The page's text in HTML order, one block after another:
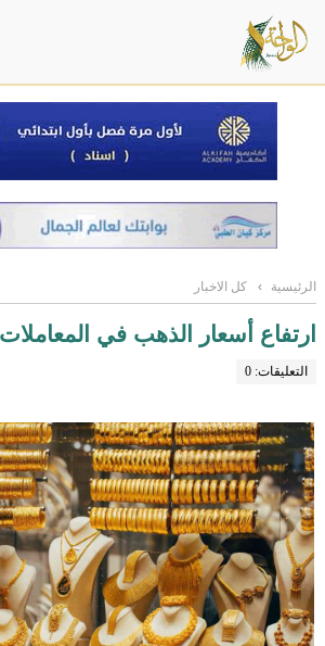
الرئيسية › كل الاخبار
ارتفاع أسعار الذهب في المعاملات
التعليقات: 0